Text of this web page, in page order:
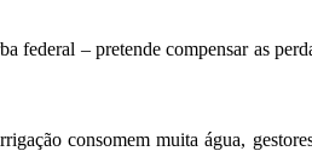
federal – pretende compensar as
consomem muita água,